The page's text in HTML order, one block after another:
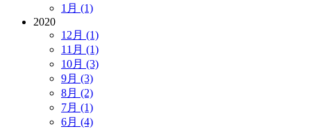
1月 (1)
2020
12月 (1)
11月 (1)
10月 (3)
9月 (3)
8月 (2)
7月 (1)
6月 (4)